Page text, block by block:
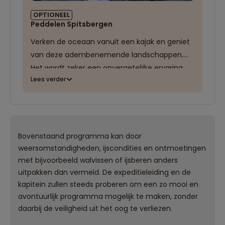
mee. Voor alle materialen wordt gezorgd, van
peddels tot dry suits. Een kajaktocht kan elk
moment worden afgezegd of afgebroken bij
slecht weer of harde wind.
OPTIONEEL
Peddelen Spitsbergen
Verken de oceaan vanuit een kajak en geniet
van deze adembenemende landschappen.
Het wordt zeker een onvergetelijke ervaring,
waar je ook nog bijzondere dieren in het wild
kajaks zijn stabieler, ruimer en zachter dan de
doorsnee harde kajaks, waardoor het
peddelen makkelijker en minder risicovol is
dan het kajakken.
Je bent ongeveer 1 à 1,5 uur op het water en
wordt begeleid door ervaren gidsen. De
Lees verder
Bovenstaand programma kan door
weersomstandigheden, ijscondities en ontmoetingen
met bijvoorbeeld walvissen of ijsberen anders
uitpakken dan vermeld. De expeditieleiding en de
kapitein zullen steeds proberen om een zo mooi en
avontuurlijk programma mogelijk te maken, zonder
daarbij de veiligheid uit het oog te verliezen.